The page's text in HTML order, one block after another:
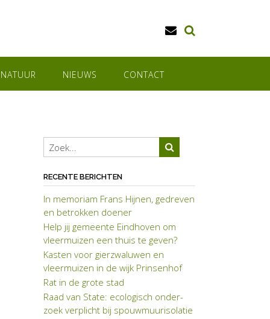
NIEUWS CONTACT
RECENTE BERICHTEN
In memoriam Frans Hijnen, gedreven
en betrokken doener
Help jij gemeente Eindhoven om
vleermuizen een thuis te geven?
Kasten voor gierzwaluwen en
vleermuizen in de wijk Prinsenhof
Rat in de grote stad
Raad van State: eco­lo­gisch on­der­
zoek verplicht bij spouwmuuriso­latie